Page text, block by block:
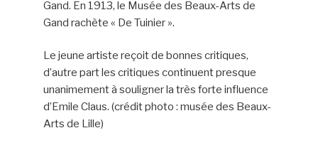
Gand. En 1913, le Musée des Beaux-Arts de
Gand rachète « De Tuinier ».
Le jeune artiste reçoit de bonnes critiques,
d’autre part les critiques continuent presque
unanimement à souligner la très forte influence
d’Emile Claus. (crédit photo : musée des Beaux-
Arts de Lille)